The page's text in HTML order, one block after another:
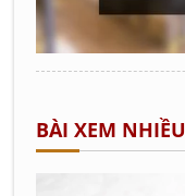
BÀI XEM NHIỀU